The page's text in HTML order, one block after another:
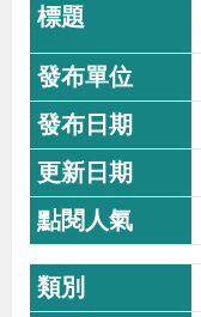
權
及
資
訊
安
全
政
策